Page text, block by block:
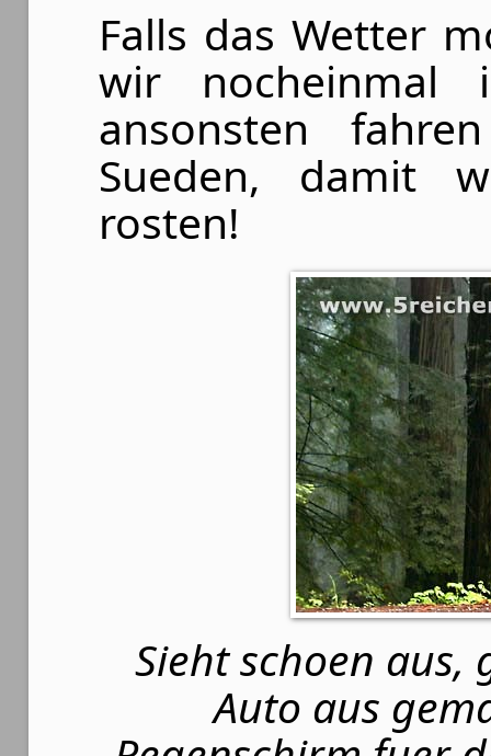
Falls das Wetter
wir nocheinmal
ansonsten
Sueden, damit
rosten!
Sieht schoen aus,
Auto aus